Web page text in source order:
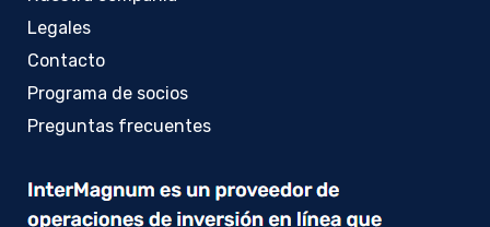
Legales
Contacto
Programa de socios
Preguntas frecuentes